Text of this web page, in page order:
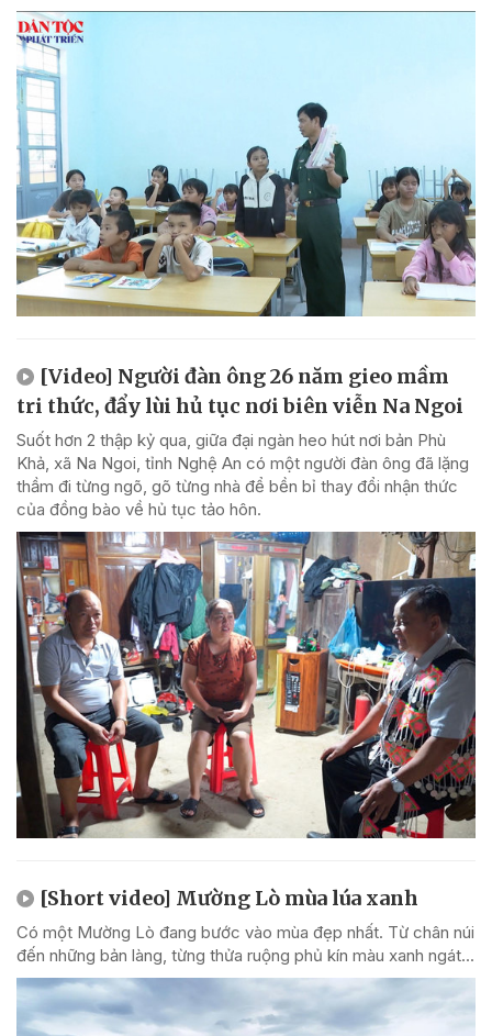
[Video] Người đàn ông 26 năm gieo mầm
tri thức, đẩy lùi hủ tục nơi biên viễn Na Ngoi
Suốt hơn 2 thập kỷ qua, giữa đại ngàn heo hút nơi bản Phù
Khả, xã Na Ngoi, tỉnh Nghệ An có một người đàn ông đã lặng
thầm đi từng ngõ, gõ từng nhà để bền bỉ thay đổi nhận thức
của đồng bào về hủ tục tảo hôn.
[Short video] Mường Lò mùa lúa xanh
Có một Mường Lò đang bước vào mùa đẹp nhất. Từ chân núi
đến những bản làng, từng thửa ruộng phủ kín màu xanh ngát...